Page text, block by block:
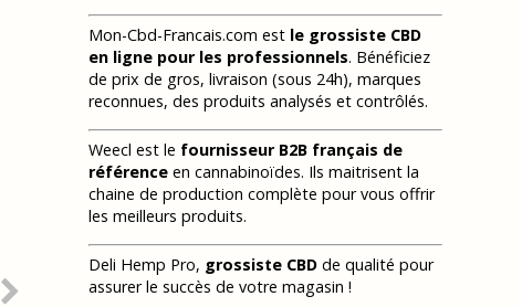
Mon-Cbd-Francais.com est le grossiste CBD
en ligne pour les professionnels. Bénéficiez
de prix de gros, livraison (sous 24h), marques
reconnues, des produits analysés et contrôlés.
Weecl est le fournisseur B2B français de
référence en cannabinoïdes. Ils maitrisent la
chaine de production complète pour vous offrir
les meilleurs produits.
Deli Hemp Pro, grossiste CBD de qualité pour
assurer le succès de votre magasin !